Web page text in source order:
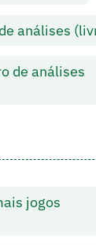
análises
de análises
jogos